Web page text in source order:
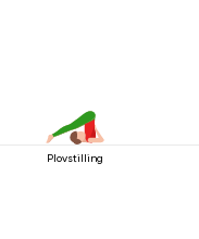
Plovstilling